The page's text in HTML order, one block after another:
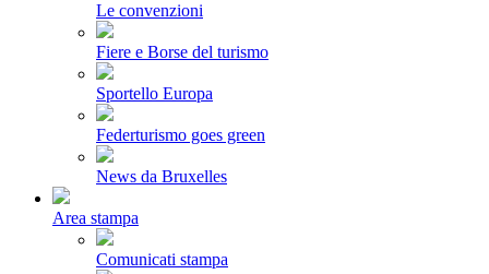
Le convenzioni
Fiere e Borse del turismo
Sportello Europa
Federturismo goes green
News da Bruxelles
Area stampa
Comunicati stampa